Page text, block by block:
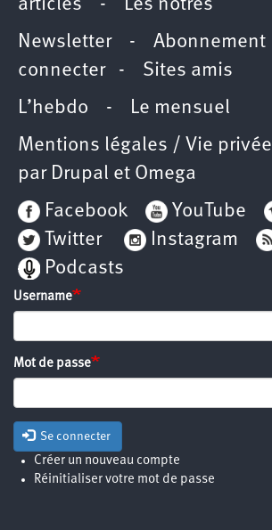
articles - Les nôtres
Newsletter- Abonnement
connecter- Sites amis
L’hebdo - Le mensuel
Mentions légales / Vie privée
par Drupal et Omega
Facebook
YouTube
Twitter
Instagram
Podcasts
Username
Mot de passe
Se connecter
Créer un nouveau compte
Réinitialiser votre mot de passe